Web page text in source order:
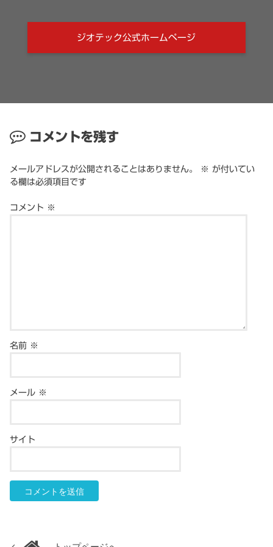
ジオテック公式ホームページ
コメントを残す
メールアドレスが公開されることはありません。 ※ が付いてい
る欄は必須項目です
コメント ※
名前 ※
メール ※
サイト